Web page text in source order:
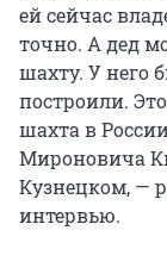
ей сейчас
точно. А дед
шахту. У него
построили.
шахта в
Мироновича
Кузнецком, —
интервью.